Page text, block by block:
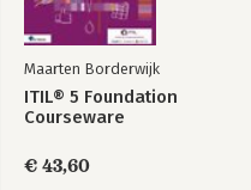
Maarten Borderwijk
ITIL® 5 Foundation
Courseware
€ 43,60